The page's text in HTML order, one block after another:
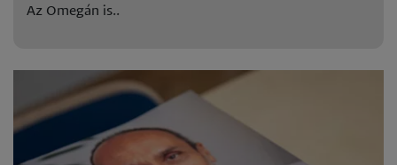
Az Omegán is..